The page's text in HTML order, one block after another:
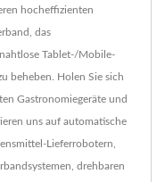
hocheffizienten
das
Tablet-/Mobile-
beheben. Holen Sie sich
Gastronomiegeräte und
uns auf automatische
Lieferrobotern,
drehbaren